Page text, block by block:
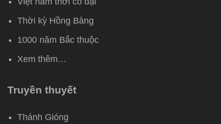
Thời kỳ Hồng Bàng
1000 năm Bắc thuộc
Xem thêm…
Truyền thuyết
Thánh Gióng